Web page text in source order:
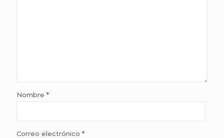
Nombre *
Correo electrónico *